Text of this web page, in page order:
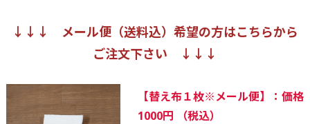
↓↓↓ メール便（送料込）希望の方はこちらから
ご注文下さい ↓↓↓
【替え布１枚※メール便】：価格
1000円 （税込）